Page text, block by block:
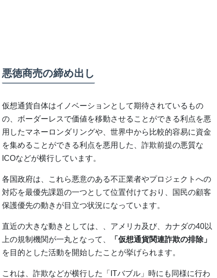
悪徳商売の締め出し
仮想通貨自体はイノベーションとして期待されているもの
の、ボーダーレスで価値を移動させることができる利点を悪
用したマネーロンダリングや、世界中から比較的容易に資金
を集めることができる利点を悪用した、詐欺前提の悪質な
ICOなどが横行しています。
各国政府は、これら悪意のある不正業者やプロジェクトへの
対応を最優先課題の一つとして位置付けており、国民の顧客
保護優先の動きが目立つ状況になっています。
直近の大きな動きとしては、、アメリカ及び、カナダの40以
上の規制機関が一丸となって、
「仮想通貨関連詐欺の排除」
を目的とした活動を開始したことが挙げられます。
これは、詐欺などが横行した「ITバブル」時にも同様に行わ